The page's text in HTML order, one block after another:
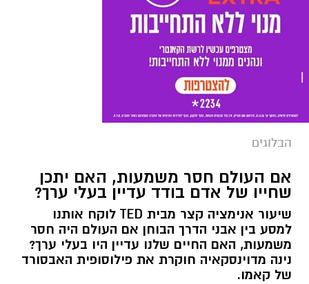
הבלוגים
אם העולם חסר משמעות, האם יתכן
שחייו של אדם בודד עדיין בעלי ערך?
שיעור אנימציה קצר מבית TED לוקח אותנו
למסע בין אבני הדרך הבוחן אם העולם היה חסר
משמעות, האם החיים שלנו עדיין היו בעלי ערך?
נינה מדוינסקאיה חוקרת את פילוסופית האבסורד
של קאמו.